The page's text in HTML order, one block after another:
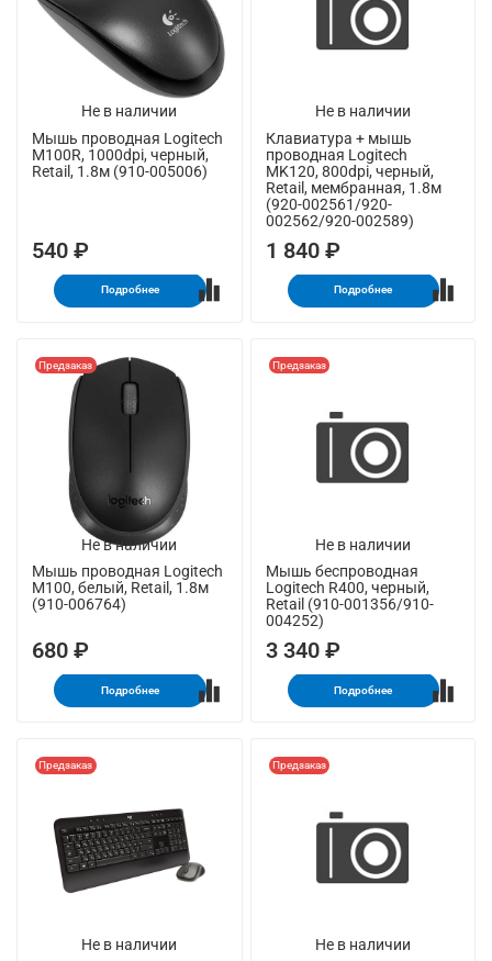
Не в наличии
Мышь проводная Logitech
M100R, 1000dpi, черный,
Retail, 1.8м (910-005006)
540 ₽
Подробнее
Не в наличии
Клавиатура + мышь
проводная Logitech
MK120, 800dpi, черный,
Retail, мембранная, 1.8м
(920-002561/920-
002562/920-002589)
1 840 ₽
Подробнее
Не в наличии
Предзаказ
Мышь проводная Logitech
M100, белый, Retail, 1.8м
(910-006764)
680 ₽
Подробнее
Не в наличии
Предзаказ
Мышь беспроводная
Logitech R400, черный,
Retail (910-001356/910-
004252)
3 340 ₽
Подробнее
Не в наличии
Предзаказ
Не в наличии
Предзаказ